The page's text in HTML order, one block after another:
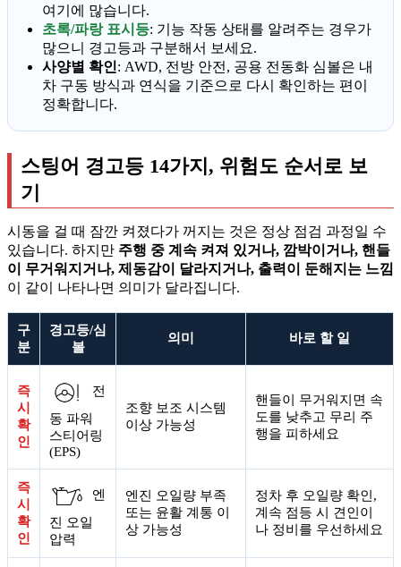
여기에 많습니다.
초록/파랑 표시등: 기능 작동 상태를 알려주는 경우가
많으니 경고등과 구분해서 보세요.
사양별 확인: AWD, 전방 안전, 공용 전동화 심볼은 내
차 구동 방식과 연식을 기준으로 다시 확인하는 편이
정확합니다.
스팅어 경고등 14가지, 위험도 순서로 보
기
시동을 걸 때 잠깐 켜졌다가 꺼지는 것은 정상 점검 과정일 수
있습니다. 하지만 주행 중 계속 켜져 있거나, 깜박이거나, 핸들
이 무거워지거나, 제동감이 달라지거나, 출력이 둔해지는 느낌
이 같이 나타나면 의미가 달라집니다.
구
분
경고등/심
볼
의미 바로 할 일
즉
시
확
인
전
동 파워
스티어링
(EPS)
조향 보조 시스템
이상 가능성
핸들이 무거워지면 속
도를 낮추고 무리 주
행을 피하세요
즉
시
확
인
엔
진 오일
압력
엔진 오일량 부족
또는 윤활 계통 이
상 가능성
정차 후 오일량 확인,
계속 점등 시 견인이
나 정비를 우선하세요